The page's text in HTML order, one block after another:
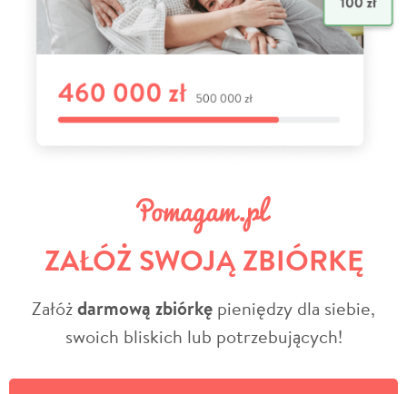
ZAŁÓŻ SWOJĄ ZBIÓRKĘ
Załóżdarmową zbiórkę pieniędzy dla siebie,
swoich bliskich lub potrzebujących!